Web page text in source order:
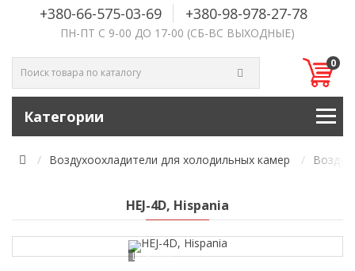
+380-66-575-03-69 +380-98-978-27-78
ПН-ПТ С 9-00 ДО 17-00 (СБ-ВС ВЫХОДНЫЕ)
0
Категории
Воздухоохладители для холодильных камер
HEJ-4D, Hispania
Loading...